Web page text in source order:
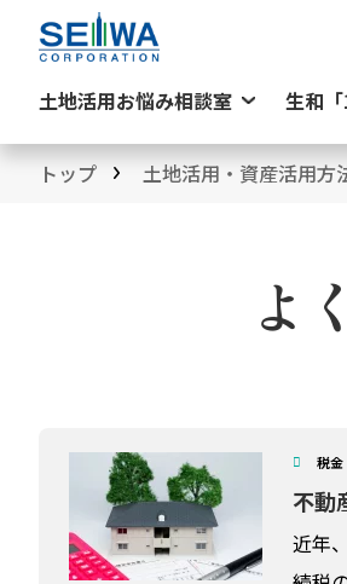
土地活用お悩み相談室 生和「
トップ 土地活用・資産活用方
よ
税金
不動
近年